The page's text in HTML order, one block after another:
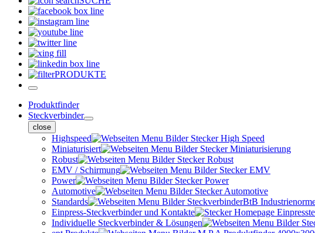
PRODUKTE
Produktfinder
Steckverbinder
close
Highspeed
Miniaturisiert
Robust
EMV / Schirmung
Power
Automotive
Standards
Einpress-Steckverbinder und Kontakte
Individuelle Steckverbinder & Lösungen